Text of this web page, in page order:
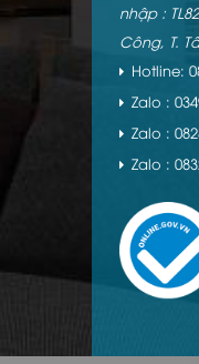
nhập :
Công, T.
Hotline:
Zalo :
Zalo :
Zalo :